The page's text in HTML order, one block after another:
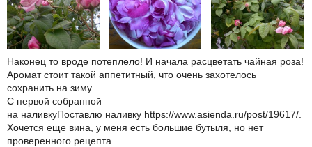
Наконец то вроде потеплело! И начала расцветать чайная роза!
Аромат стоит такой аппетитный, что очень захотелось
сохранить на зиму.
С первой собранной
на наливкуПоставлю наливку https://www.asienda.ru/post/19617/.
Хочется еще вина, у меня есть большие бутыля, но нет
проверенного рецепта